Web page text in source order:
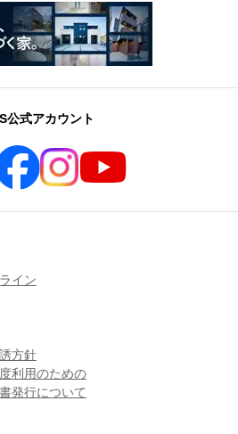
公式アカウント
イン
方針
利用のための
発行について